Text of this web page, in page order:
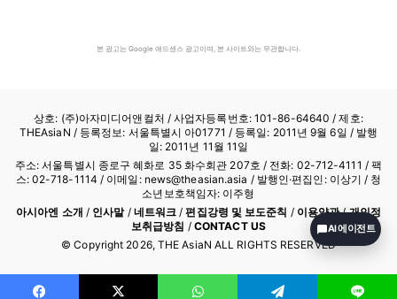
본 광고는 Google 애드센스 광고이며, 본 사이트와는 무관합니다.
상호: (주)아자미디어앤컬처 /사업자등록번호: 101-86-64640 / 제호:
THEAsiaN / 등록정보: 서울특별시 아01771 / 등록일: 2011년 9월 6일 / 발행
일: 2011년 11월 11일
주소: 서울특별시 종로구 혜화로 35 화수회관 207호 / 전화: 02-712-4111 / 팩
스: 02-718-1114 / 이메일: news@theasian.asia / 발행인·편집인: 이상기 / 청
소년보호책임자: 이주형
아시아엔 소개 / 인사말/ 네트워크 /편집강령 및 보도준칙 / 이용약관/개인정
보취급방침 / CONTACT US
© Copyright 2026, THE AsiaN ALL RIGHTS RESERVED
AI 에이전트